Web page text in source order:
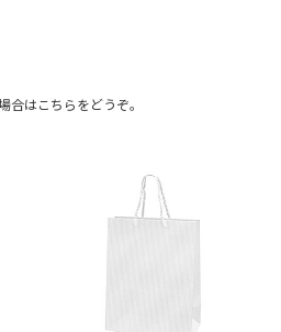
合はこちらをどうぞ。